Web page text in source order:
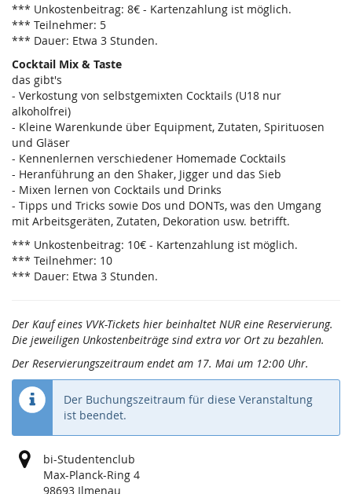
*** Unkostenbeitrag: 8€ - Kartenzahlung ist möglich.
*** Teilnehmer: 5
*** Dauer: Etwa 3 Stunden.
Cocktail Mix & Taste
das gibt's
- Verkostung von selbstgemixten Cocktails (U18 nur
alkoholfrei)
- Kleine Warenkunde über Equipment, Zutaten, Spirituosen
und Gläser
- Kennenlernen verschiedener Homemade Cocktails
- Heranführung an den Shaker, Jigger und das Sieb
- Mixen lernen von Cocktails und Drinks
- Tipps und Tricks sowie Dos und DONTs, was den Umgang
mit Arbeitsgeräten, Zutaten, Dekoration usw. betrifft.
*** Unkostenbeitrag: 10€ - Kartenzahlung ist möglich.
*** Teilnehmer: 10
*** Dauer: Etwa 3 Stunden.
Der Kauf eines VVK-Tickets hier beinhaltet NUR eine Reservierung.
Die jeweiligen Unkostenbeiträge sind extra vor Ort zu bezahlen.
Der Reservierungszeitraum endet am 17. Mai um 12:00 Uhr.
Der Buchungszeitraum für diese Veranstaltung
ist beendet.
bi-Studentenclub
Max-Planck-Ring 4
98693 Ilmenau